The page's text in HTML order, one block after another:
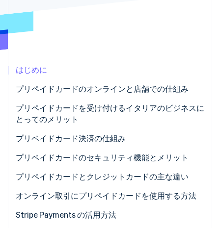
今後の予定を確認
Climate
カーボンリムーバル
オンライン本人確認
Stripe が AI の経済インフラをどのように構築しているかを
こちらをご覧ください
はじめに
プリペイドカードのオンラインと店舗での仕組み
プリペイドカードを受け付けるイタリアのビジネスに
とってのメリット
プリペイドカード決済の仕組み
クレジットカードのリロード
日常使用
支出管理
追加機能
プリペイドカードのセキュリティ機能とメリット
プリペイドカードとクレジットカードの主な違い
オンライン取引にプリペイドカードを使用する方法
Stripe Payments の活用方法